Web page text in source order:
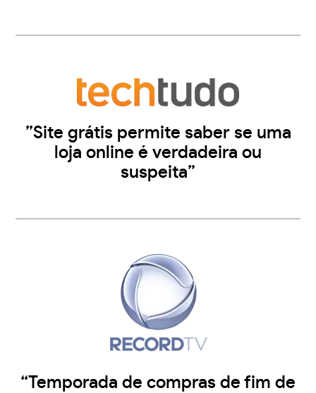
”Site grátis permite saber se uma
loja online é verdadeira ou
suspeita”
“Temporada de compras de fim de